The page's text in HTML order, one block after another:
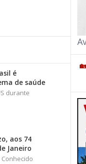
é
de saúde
durante
aos 74
Janeiro
Conhecido